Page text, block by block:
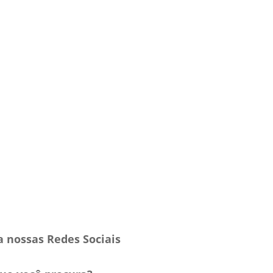
nossas Redes Sociais